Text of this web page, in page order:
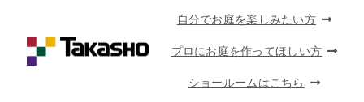
自分でお庭を楽しみたい方
プロにお庭を作ってほしい方
ショールームはこちら